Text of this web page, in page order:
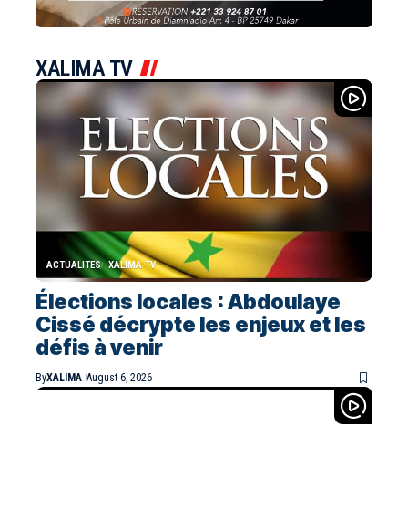
XALIMA TV
ACTUALITES XALIMA TV
Élections locales : Abdoulaye
Cissé décrypte les enjeux et les
défis à venir
ByXALIMA August 6, 2026